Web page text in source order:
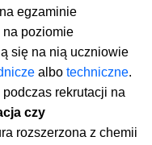
egzaminie
na poziomie
się na nią uczniowie
albotechniczne.
rekrutacji na
czy
rozszerzona z chemii